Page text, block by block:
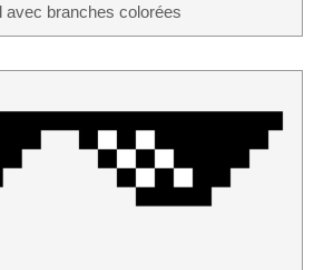
avec branches colorées